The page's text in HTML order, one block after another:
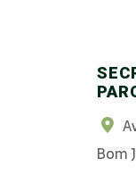
Bom